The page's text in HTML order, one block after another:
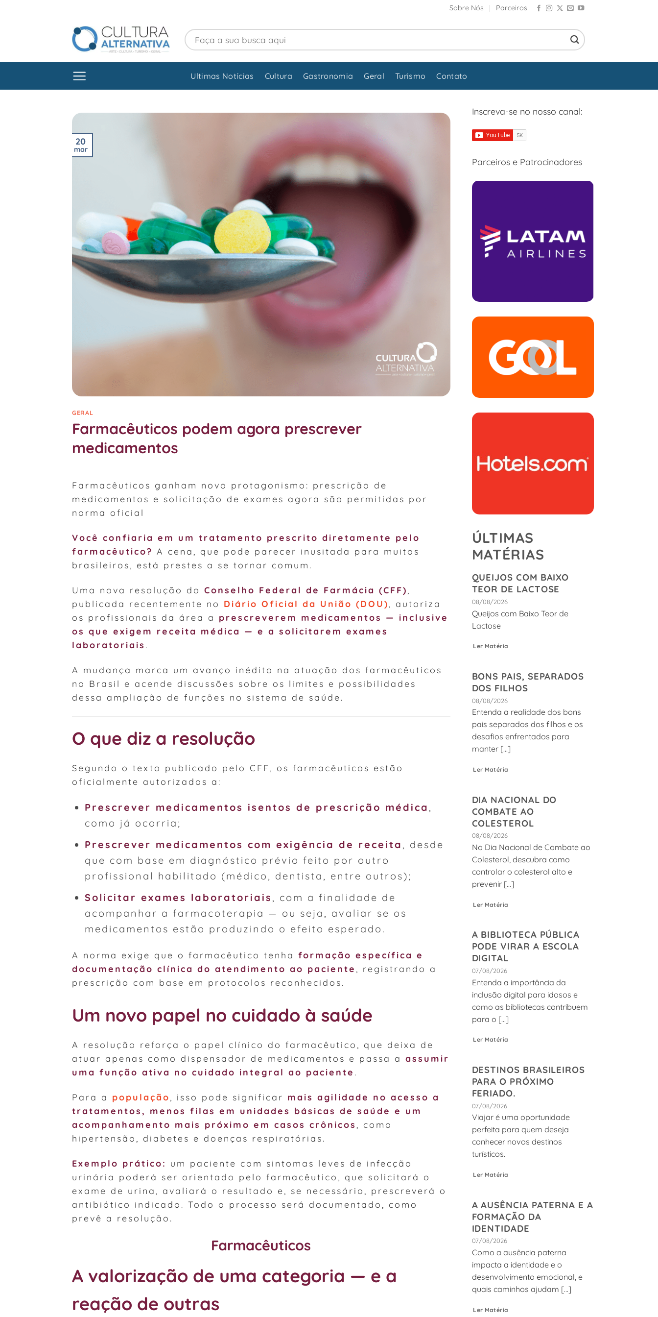
Sobre Nós Parceiros
Ultimas Notícias Cultura Gastronomia Geral Turismo Contato
20
mar
GERAL
Farmacêuticos podem agora prescrever
medicamentos
Farmacêuticos ganham novo protagonismo: prescrição de
medicamentos e solicitação de exames agora são permitidas por
norma oficial
Você confiaria em um tratamento prescrito diretamente pelo
farmacêutico? A cena, que pode parecer inusitada para muitos
brasileiros, está prestes a se tornar comum.
Uma nova resolução do Conselho Federal de Farmácia (CFF)
publicada recentemente no Diário Oficial da União (DOU)
, autoriza
os profissionais da área a prescreverem medicamentos — inclusive
os que exigem receita médica — e a solicitarem exames
laboratoriais .
A mudança marca um avanço inédito na atuação dos farmacêuticos
no Brasil e acende discussões sobre os limites e possibilidades
dessa ampliação de funções no sistema de saúde.
O que diz a resolução
Segundo o texto publicado pelo CFF, os farmacêuticos estão
oficialmente autorizados a:
Prescrever medicamentos isentos de prescrição médica ,
como já ocorria;
Prescrever medicamentos com exigência de receita , desde
que com base em diagnóstico prévio feito por outro
profissional habilitado (médico, dentista, entre outros);
Solicitar exames laboratoriais , com a finalidade de
acompanhar a farmacoterapia — ou seja, avaliar se os
medicamentos estão produzindo o efeito esperado.
A norma exige que o farmacêutico tenha formação específica e
documentação clínica do atendimento ao paciente
, registrando a
prescrição com base em protocolos reconhecidos.
Um novo papel no cuidado à saúde
A resolução reforça o papel clínico do farmacêutico, que deixa de
atuar apenas como dispensador de medicamentos e passa a assumir
uma função ativa no cuidado integral ao paciente .
Para a população , isso pode significar mais agilidade no acesso a
tratamentos, menos filas em unidades básicas de saúde e um
acompanhamento mais próximo em casos crônicos
, como
hipertensão, diabetes e doenças respiratórias.
Exemplo prático: um paciente com sintomas leves de infecção
urinária poderá ser orientado pelo farmacêutico, que solicitará o
exame de urina, avaliará o resultado e, se necessário, prescreverá o
antibiótico indicado. Todo o processo será documentado, como
prevê a resolução.
Farmacêuticos
A valorização de uma categoria — e a
reação de outras
Inscreva-se no nosso canal:
Parceiros e Patrocinadores
ÚLTIMAS
MATÉRIAS
QUEIJOS COM BAIXO
TEOR DE LACTOSE
08/08/2026
Queijos com Baixo Teor de
Lactose
Ler Matéria
BONS PAIS, SEPARADOS
DOS FILHOS
08/08/2026
Entenda a realidade dos bons
pais separados dos filhos e os
desafios enfrentados para
manter [...]
Ler Matéria
DIA NACIONAL DO
COMBATE AO
COLESTEROL
08/08/2026
No Dia Nacional de Combate ao
Colesterol, descubra como
controlar o colesterol alto e
prevenir [...]
Ler Matéria
A BIBLIOTECA PÚBLICA
PODE VIRAR A ESCOLA
DIGITAL
07/08/2026
Entenda a importância da
inclusão digital para idosos e
como as bibliotecas contribuem
para o [...]
Ler Matéria
DESTINOS BRASILEIROS
PARA O PRÓXIMO
FERIADO.
07/08/2026
Viajar é uma oportunidade
perfeita para quem deseja
conhecer novos destinos
turísticos.
Ler Matéria
A AUSÊNCIA PATERNA E A
FORMAÇÃO DA
IDENTIDADE
07/08/2026
Como a ausência paterna
impacta a identidade e o
desenvolvimento emocional, e
quais caminhos ajudam [...]
Ler Matéria